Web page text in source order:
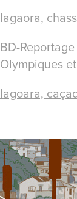
lagaora,
BD-
Olympiques
Iagoara,